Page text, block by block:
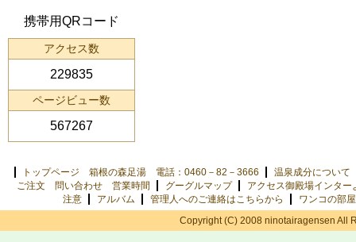
携帯用QRコード
アクセス数
229835
ページビュー数
567267
トップページ 箱根の森足湯 電話：0460－82－3666
温泉成分について
ご注文 問い合わせ 営業時間
グーグルマップ
アクセス御殿場インター
注意
アルバム 管理人へのご連絡はこちらから
ワンコの部屋
Copyright (C) 2008 ninotairagensen All